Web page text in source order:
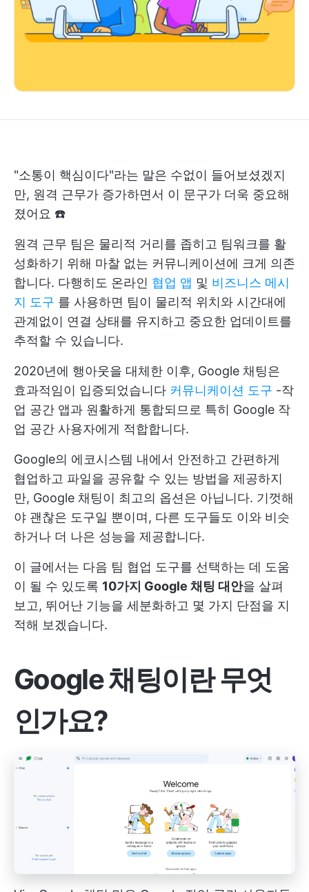
"소통이 핵심이다"라는 말은 수없이 들어보셨겠지
만, 원격 근무가 증가하면서 이 문구가 더욱 중요해
졌어요 ☎️
원격 근무 팀은 물리적 거리를 좁히고 팀워크를 활
성화하기 위해 마찰 없는 커뮤니케이션에 크게 의존
합니다. 다행히도 온라인 협업 앱 및 비즈니스 메시
지 도구 를 사용하면 팀이 물리적 위치와 시간대에
관계없이 연결 상태를 유지하고 중요한 업데이트를
추적할 수 있습니다.
2020년에 행아웃을 대체한 이후, Google 채팅은
효과적임이 입증되었습니다 커뮤니케이션 도구 -작
업 공간 앱과 원활하게 통합되므로 특히 Google 작
업 공간 사용자에게 적합합니다.
Google의 에코시스템 내에서 안전하고 간편하게
협업하고 파일을 공유할 수 있는 방법을 제공하지
만, Google 채팅이 최고의 옵션은 아닙니다. 기껏해
야 괜찮은 도구일 뿐이며, 다른 도구들도 이와 비슷
하거나 더 나은 성능을 제공합니다.
이 글에서는 다음 팀 협업 도구를 선택하는 데 도움
이 될 수 있도록 10가지 Google 채팅 대안을 살펴
보고, 뛰어난 기능을 세분화하고 몇 가지 단점을 지
적해 보겠습니다.
Google 채팅이란 무엇
인가요?